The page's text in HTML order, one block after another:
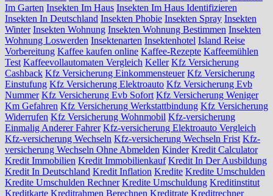
Im Garten Insekten Im Haus Insekten Im Haus Identifizieren
Insekten In Deutschland Insekten Phobie Insekten Spray Insekten
Winter Insekten Wohnung Insekten Wohnung Bestimmen Insekten
Wohnung Loswerden Insektenarten Insektenhotel Island Reise
Vorbereitung Kaffee kaufen online Kaffee-Rezepte Kaffeemühlen
Test Kaffeevollautomaten Vergleich Keller Kfz Versicherung
Cashback Kfz Versicherung Einkommensteuer Kfz Versicherung
Einstufung Kfz Versicherung Elektroauto Kfz Versicherung Evb
Nummer Kfz Versicherung Evb Sofort Kfz Versicherung Weniger
Km Gefahren Kfz Versicherung Werkstattbindung Kfz Versicherung
Widerrufen Kfz Versicherung Wohnmobil Kfz-versicherung
Einmalig Anderer Fahrer Kfz-versicherung Elektroauto Vergleich
Kfz-versicherung Wechseln Kfz-versicherung Wechseln Frist Kfz-
versicherung Wechseln Ohne Abmelden Kinder Kredit Calculator
Kredit Immobilien Kredit Immobilienkauf Kredit In Der Ausbildung
Kredit In Deutschland Kredit Inflation Kredite Kredite Umschulden
Kredite Umschulden Rechner Kredite Umschuldung Kreditinstitut
Kreditkarte Kreditrahmen Berechnen Kreditrate Kreditrechner